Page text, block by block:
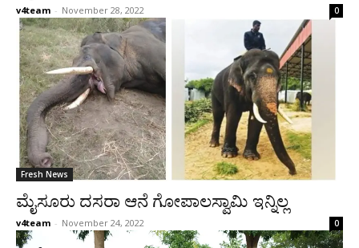
v4team - November 28, 2022 0
Fresh News
ಮೈಸೂರು ದಸರಾ ಆನೆ ಗೋಪಾಲಸ್ವಾಮಿ ಇನ್ನಿಲ್ಲ
v4team - November 24, 2022 0